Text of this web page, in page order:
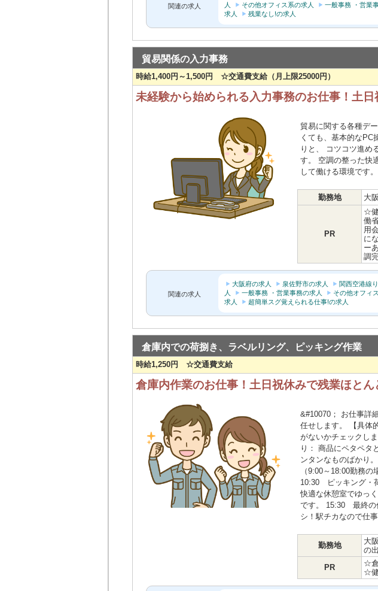
関連の求人
人
その他オフィス系の求人 一般事務 ・営業
求人
残業なし!の求人
貿易関係の入力事務
時給1,400円～1,500円 ☆交通費支給（月上限25000円）
未経験から始められる入力事務のお仕事！土日
貿易に関する各種デ
くても、基本的なPC
りと、 コツコツ進め
す。 空調の整った快
して働ける環境です。
勤務地 大
PR
☆
働
用
に
ー
調
関連の求人
大阪府の求人 泉佐野市の求人 関西空港線
人
一般事務 ・営業事務の求人 その他オフィ
求人
超簡単スグ覚えられる仕事!の求人
倉庫内での荷捌き、ラベルリング、ピッキング作業
時給1,250円 ☆交通費支給
倉庫内作業のお仕事！土日祝休みで残業ほとん
&#10070； お仕事詳
任せします。 【具体
がないかチェックし
り： 商品にペタペタ
ンタンなものばかり
（9:00～18:00勤務
10:30 ピッキング・
快適な休憩室でゆっ
です。 15:30 最終の
シ！駅チカなので仕
勤務地
大
の
PR
☆倉
☆健